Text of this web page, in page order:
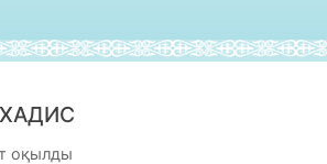
оқылды